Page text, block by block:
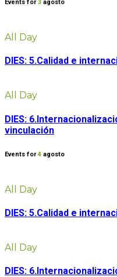
Events for3 agosto
All Day
DIES: 5.Calidad e
All Day
DIES:
vinculación
Events for4 agosto
All Day
DIES: 5.Calidad e
All Day
DIES: